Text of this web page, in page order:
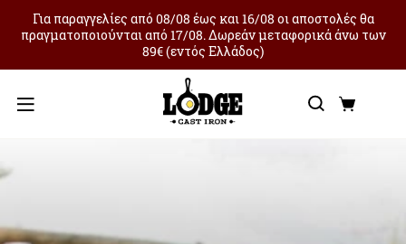
Για παραγγελίες από 08/08 έως και 16/08 οι αποστολές θα
πραγματοποιούνται από 17/08. Δωρεάν μεταφορικά άνω των
89€ (εντός Ελλάδος)
Μενού